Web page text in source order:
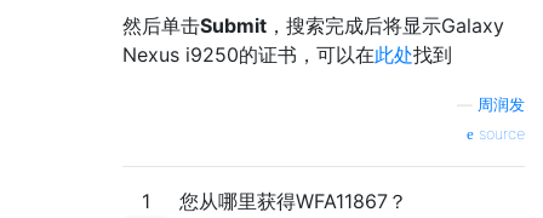
然后单击Submit ，搜索完成后将显示Galaxy
Nexus i9250的证书，可以在此处找到
周润发
source
1 您从哪里获得WFA11867？